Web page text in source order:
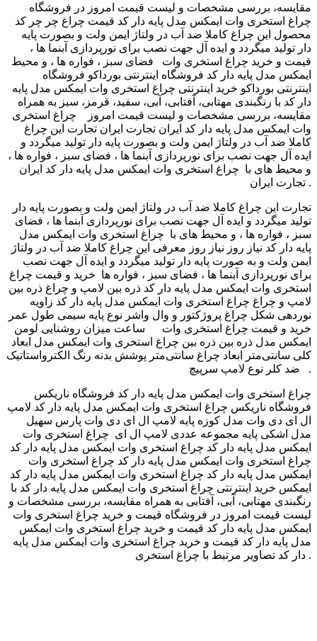
مقایسه، بررسی مشخصات و لیست قیمت امروز در فروشگاه
چراغ استخری وات ایمکس مدل پایه دار کد قیمت چراغ چر چر کد
محصول این چراغ کاملا ضد آب در ولتاژ ایمن ولت و بصورت پایه
دار تولید میگردد و ایده آل جهت نصب برای نورپردازی آبنما ها ،
فضای سبز ، فواره ها ، و محیط ‎ قیمت و خرید چراغ استخری وات
ایمکس مدل پایه دار کد فروشگاه اینترنتی بورداکو فروشگاه
اینترنتی بورداکو خرید اینترنتی چراغ استخری وات ایمکس مدل پایه
دار کد با رنگبندی مهتابی، آفتابی، آبی، سفید، قرمز، سبز به همراه
مقایسه، بررسی مشخصات و لیست قیمت امروز چراغ استخری
وات ایمکس مدل پایه دار کد ایران تجارت ایران تجارت این چراغ
کاملا ضد آب در ولتاژ ایمن ولت و بصورت پایه دار تولید میگردد و
ایده آل جهت نصب برای نورپردازی آبنما ها ، فضای سبز ، فواره ها ،
و محیط های با چراغ استخری وات ایمکس مدل پایه دار کد ایران
تجارت ایران .
تجارت این چراغ کاملا ضد آب در ولتاژ ایمن ولت و بصورت پایه دار
تولید میگردد و ایده آل جهت نصب برای نورپردازی آبنما ها ، فضای
سبز ، فواره ها ، و محیط های با چراغ استخری وات ایمکس مدل
پایه دار کد نیاز روز نیاز روز معرفی این چراغ کاملا ضد آب در ولتاژ
ایمن ولت و به صورت پایه دار تولید میگردد و ایده آل جهت نصب
برای نورپردازی آبنما ها ، فضای سبز ، فواره ها خرید و قیمت چراغ
استخری وات ایمکس مدل پایه دار کد ذره بین لامپ و چراغ ذره بین
لامپ و چراغ چراغ استخری وات ایمکس مدل پایه دار کد زاویه
نوردهی شکل چراغ پروژکتور و وال واشر نوع پایه سیمی طول عمر
ساعت میزان روشنایی لومن ‎ ‎ خرید و قیمت چراغ استخری وات
ایمکس مدل ذره بین ذره بین چراغ استخری وات ایمکس مدل ابعاد
کلی سانتی‌متر ابعاد چراغ سانتی‌متر پوشش بدنه رنگ الکترواستاتیک
ضد کلر نوع لامپ سرپیچ ‎ .
فروشگاه ناریکس چراغ استخری وات ایمکس مدل پایه دار کد لامپ
ال ای دی وات مدل کوزه پایه لامپ ال ای دی وات پارس سهیل
مدل اشکی پایه مجموعه عددی لامپ ال ای چراغ استخری وات
ایمکس مدل پایه دار کد چراغ استخری وات ایمکس مدل پایه دار کد
چراغ استخری وات ایمکس مدل پایه دار کد چراغ استخری وات
ایمکس مدل پایه دار کد چراغ استخری وات ایمکس مدل پایه دار کد
ایمکس خرید اینترنتی چراغ استخری وات ایمکس مدل پایه دار کد با
رنگبندی مهتابی، آبی، آفتابی به همراه مقایسه، بررسی مشخصات و
لیست قیمت امروز در فروشگاه قیمت و خرید چراغ استخری وات
ایمکس مدل پایه دار کد قیمت و خرید چراغ استخری وات ایمکس
مدل پایه دار کد قیمت و خرید چراغ استخری وات ایمکس مدل پایه
دار کد تصاویر مرتبط با چراغ استخری .